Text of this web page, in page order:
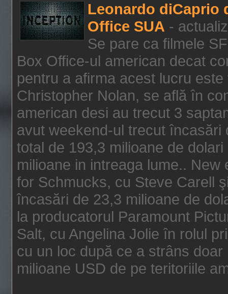
Leonardo diCaprio
Office SUA -
Se pare ca filmele
Box Office-ul american decat
pentru a afirma acest lucru
Christopher Nolan, se află în
american desi au trecut 3
avut weekend-ul trecut încasări
total de 193,3 milioane de
milioane in intreaga lume..
for Schmucks, cu Steve Carell
încasări de 23,3 milioane de
la producatorul Paramount
Salt, cu Angelina Jolie în rolul
cu un loc după ce a strâns
milioane USD de pe teritoriile